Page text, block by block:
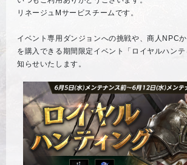
リネージュMサービスチームです。
イベント専用ダンジョンへの挑戦や、商人NPC
を購入できる期間限定イベント「ロイヤルハン
知らせいたします。